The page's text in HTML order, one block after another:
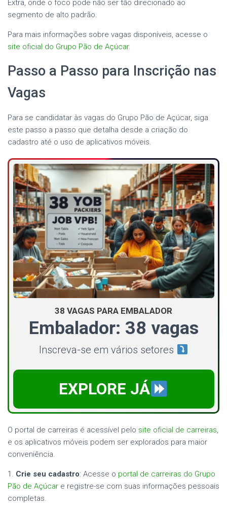
Extra, onde o foco pode não ser tão direcionado ao
segmento de alto padrão.
Para mais informações sobre vagas disponíveis, acesse o
site oficial do Grupo Pão de Açúcar.
Passo a Passo para Inscrição nas
Vagas
Para se candidatar às vagas do Grupo Pão de Açúcar, siga
este passo a passo que detalha desde a criação do
cadastro até o uso de aplicativos móveis.
38 VAGAS PARA EMBALADOR
Embalador: 38 vagas
Inscreva-se em vários setores
EXPLORE JÁ
O portal de carreiras é acessível pelo site oficial de carreiras,
e os aplicativos móveis podem ser explorados para maior
conveniência.
1. Crie seu cadastro: Acesse o portal de carreiras do Grupo
Pão de Açúcar e registre-se com suas informações pessoais
completas.